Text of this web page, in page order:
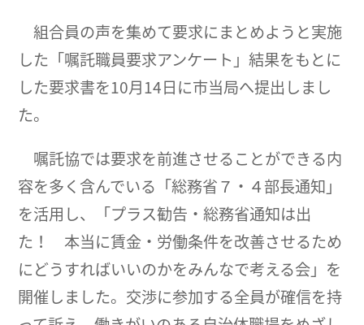
組合員の声を集めて要求にまとめようと実施
した「嘱託職員要求アンケート」結果をもとに
した要求書を10月14日に市当局へ提出しまし
た。
嘱託協では要求を前進させることができる内
容を多く含んでいる「総務省７・４部長通知」
を活用し、「プラス勧告・総務省通知は出
た！ 本当に賃金・労働条件を改善させるため
にどうすればいいのかをみんなで考える会」を
開催しました。交渉に参加する全員が確信を持